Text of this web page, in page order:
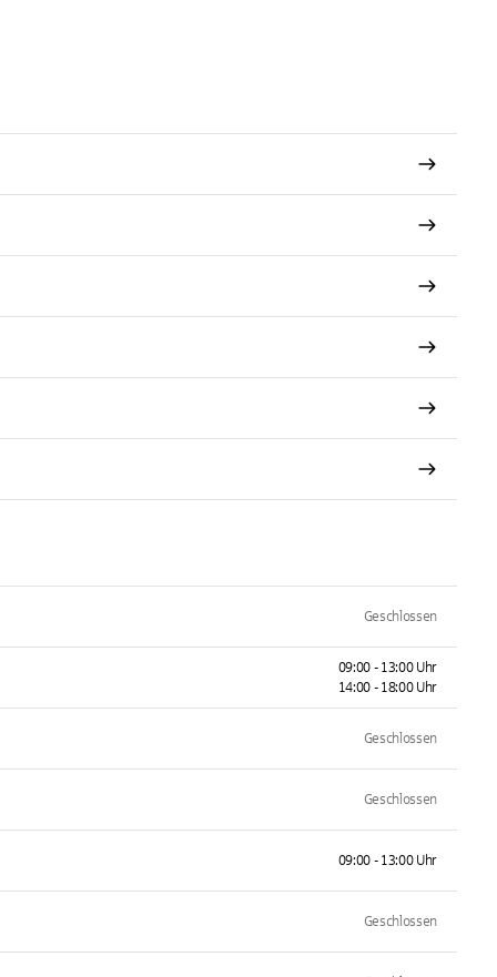
Geschlossen
09:00 - 13:00 Uhr
14:00 - 18:00 Uhr
Geschlossen
Geschlossen
09:00 - 13:00 Uhr
Geschlossen